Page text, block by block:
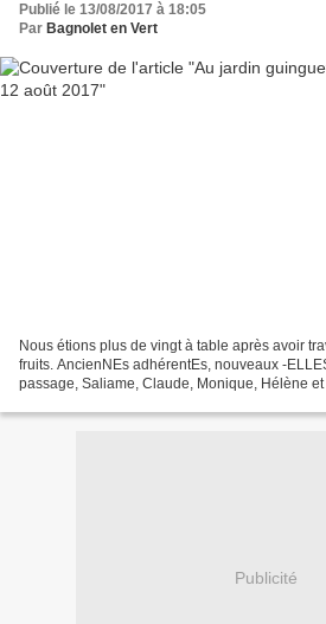
Publié le 13/08/2017 à 18:05
Par Bagnolet en Vert
Nous étions plus de vingt à table après avoir
fruits. AncienNEs adhérentEs, nouveaux -
passage, Saliame, Claude, Monique, Hélène et
Publicité